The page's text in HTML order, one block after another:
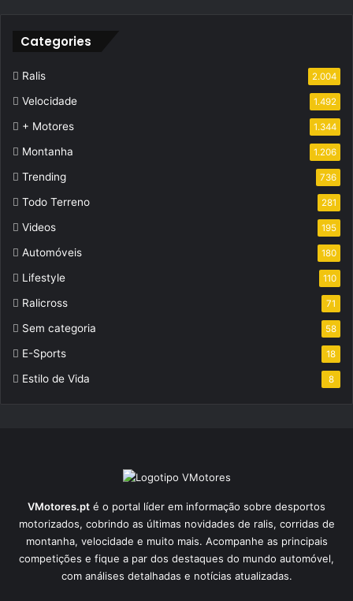
Categories
Ralis 2.004
Velocidade 1.492
+ Motores 1.344
Montanha 1.206
Trending 736
Todo Terreno 281
Videos 195
Automóveis 180
Lifestyle 110
Ralicross 71
Sem categoria 58
E-Sports 18
Estilo de Vida 8
VMotores.pt é o portal líder em informação sobre desportos
motorizados, cobrindo as últimas novidades de ralis, corridas de
montanha, velocidade e muito mais. Acompanhe as principais
competições e fique a par dos destaques do mundo automóvel,
com análises detalhadas e notícias atualizadas.